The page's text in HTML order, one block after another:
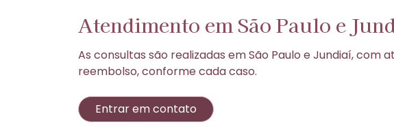
Atendimento em São Paulo e
As consultas são realizadas em São Paulo e Jundiaí,
reembolso, conforme cada caso.
Entrar em contato